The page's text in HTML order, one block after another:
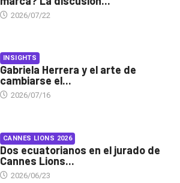
2026/07/22
INSIGHTS
Gabriela Herrera y el arte de
cambiarse el...
2026/07/16
CANNES LIONS 2026
Dos ecuatorianos en el jurado de
Cannes Lions...
2026/06/23